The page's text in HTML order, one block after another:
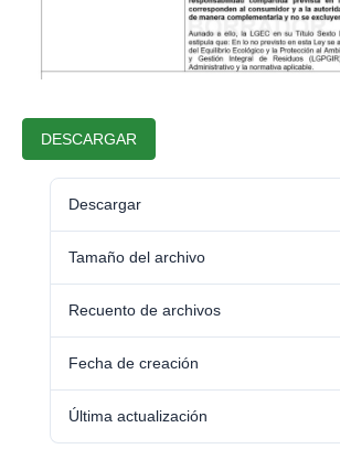
DESCARGAR
Descargar
Tamaño del archivo
Recuento de archivos
Fecha de creación
Última actualización